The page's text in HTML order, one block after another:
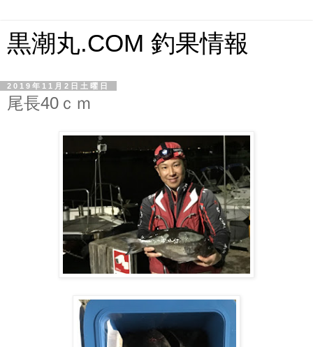
黒潮丸.COM 釣果情報
2019年11月2日土曜日
尾長40ｃｍ